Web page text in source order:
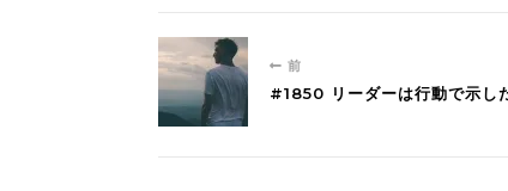
前
#1850 リーダーは行動で示し